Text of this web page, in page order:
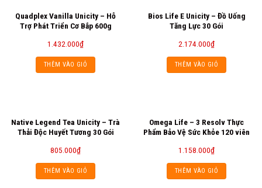
Quadplex Vanilla Unicity – Hỗ
Trợ Phát Triển Cơ Bắp 600g
1.432.000₫
THÊM VÀO GIỎ
Bios Life E Unicity – Đồ Uống
Tăng Lực 30 Gói
2.174.000₫
THÊM VÀO GIỎ
Native Legend Tea Unicity – Trà
Thải Độc Huyết Tương 30 Gói
805.000₫
THÊM VÀO GIỎ
Omega Life – 3 Resolv Thực
Phẩm Bảo Vệ Sức Khỏe 120 viên
1.158.000₫
THÊM VÀO GIỎ